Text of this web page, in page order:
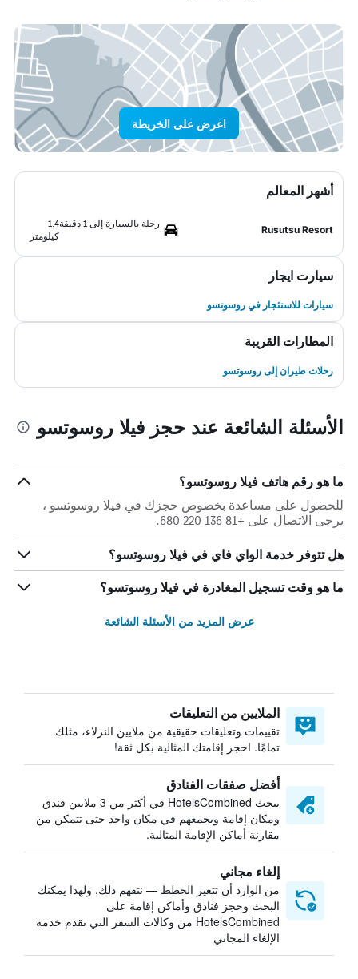
اعرض على الخريطة
أشهر المعالم
Rusutsu Resort
رحلة بالسيارة إلى 1 دقيقة
1.4
كيلومتر
سيارت ايجار
سيارات للاستئجار في روسوتسو
المطارات القريبة
رحلات طيران إلى روسوتسو
الأسئلة الشائعة عند حجز فيلا روسوتسو
ما هو رقم هاتف فيلا روسوتسو؟
للحصول على مساعدة بخصوص حجزك في فيلا روسوتسو ،
يرجى الاتصال على +81 136 220 680.
هل تتوفر خدمة الواي فاي في فيلا روسوتسو؟
ما هو وقت تسجيل المغادرة في فيلا روسوتسو؟
عرض المزيد من الأسئلة الشائعة
الملايين من التعليقات
تقييمات وتعليقات حقيقية من ملايين النزلاء، مثلك
تمامًا. احجز إقامتك المثالية بكل ثقة!
أفضل صفقات الفنادق
يبحث HotelsCombined في أكثر من 3 ملايين فندق
ومكان إقامة ويجمعهم في مكان واحد حتى تتمكن من
مقارنة أماكن الإقامة المثالية.
إلغاء مجاني
من الوارد أن تتغير الخطط — نتفهم ذلك. ولهذا يمكنك
البحث وحجز فنادق وأماكن إقامة على
HotelsCombined من وكالات السفر التي تقدم خدمة
الإلغاء المجاني